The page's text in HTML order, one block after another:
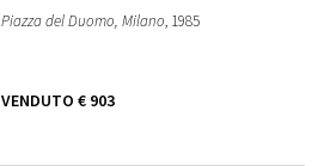
Piazza del Duomo, Milano, 1985
VENDUTO € 903